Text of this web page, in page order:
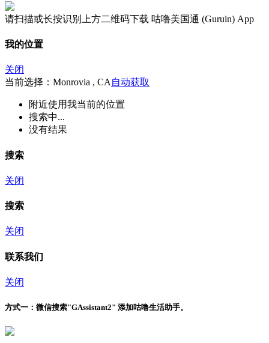
请扫描或长按识别上方二维码下载 咕噜美国通 (Guruin) App
我的位置
关闭
当前选择：Monrovia , CA 自动获取
附近使用我当前的位置
搜索中...
没有结果
搜索
关闭
搜索
关闭
联系我们
关闭
方式一： 微信搜索"GAssistant2" 添加咕噜生活助手。